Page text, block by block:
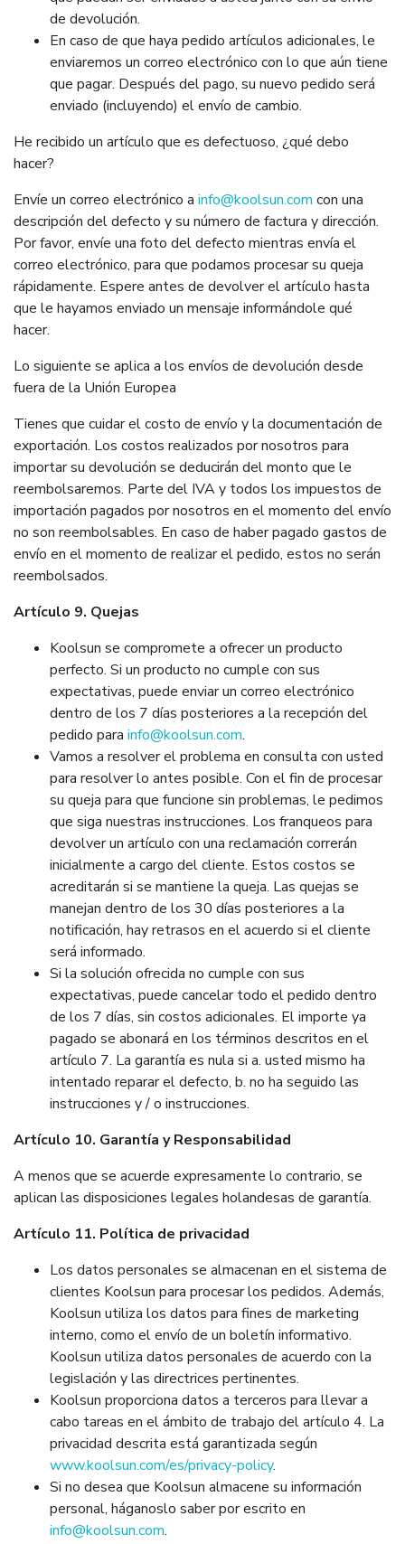
de devolución.
En caso de que haya pedido artículos adicionales, le
enviaremos un correo electrónico con lo que aún tiene
que pagar. Después del pago, su nuevo pedido será
enviado (incluyendo) el envío de cambio.
He recibido un artículo que es defectuoso, ¿qué debo
hacer?
Envíe un correo electrónico a info@koolsun.com con una
descripción del defecto y su número de factura y dirección.
Por favor, envíe una foto del defecto mientras envía el
correo electrónico, para que podamos procesar su queja
rápidamente. Espere antes de devolver el artículo hasta
que le hayamos enviado un mensaje informándole qué
hacer.
Lo siguiente se aplica a los envíos de devolución desde
fuera de la Unión Europea
Tienes que cuidar el costo de envío y la documentación de
exportación. Los costos realizados por nosotros para
importar su devolución se deducirán del monto que le
reembolsaremos. Parte del IVA y todos los impuestos de
importación pagados por nosotros en el momento del envío
no son reembolsables. En caso de haber pagado gastos de
envío en el momento de realizar el pedido, estos no serán
reembolsados.
Artículo 9. Quejas
Koolsun se compromete a ofrecer un producto
perfecto. Si un producto no cumple con sus
expectativas, puede enviar un correo electrónico
dentro de los 7 días posteriores a la recepción del
pedido para info@koolsun.com.
Vamos a resolver el problema en consulta con usted
para resolver lo antes posible. Con el fin de procesar
su queja para que funcione sin problemas, le pedimos
que siga nuestras instrucciones. Los franqueos para
devolver un artículo con una reclamación correrán
inicialmente a cargo del cliente. Estos costos se
acreditarán si se mantiene la queja. Las quejas se
manejan dentro de los 30 días posteriores a la
notificación, hay retrasos en el acuerdo si el cliente
será informado.
Si la solución ofrecida no cumple con sus
expectativas, puede cancelar todo el pedido dentro
de los 7 días, sin costos adicionales. El importe ya
pagado se abonará en los términos descritos en el
artículo 7. La garantía es nula si a. usted mismo ha
intentado reparar el defecto, b. no ha seguido las
instrucciones y / o instrucciones.
Artículo 10. Garantía y Responsabilidad
A menos que se acuerde expresamente lo contrario, se
aplican las disposiciones legales holandesas de garantía.
Artículo 11. Política de privacidad
Los datos personales se almacenan en el sistema de
clientes Koolsun para procesar los pedidos. Además,
Koolsun utiliza los datos para fines de marketing
interno, como el envío de un boletín informativo.
Koolsun utiliza datos personales de acuerdo con la
legislación y las directrices pertinentes.
Koolsun proporciona datos a terceros para llevar a
cabo tareas en el ámbito de trabajo del artículo 4. La
privacidad descrita está garantizada según
www.koolsun.com/es/privacy-policy.
Si no desea que Koolsun almacene su información
personal, háganoslo saber por escrito en
info@koolsun.com.